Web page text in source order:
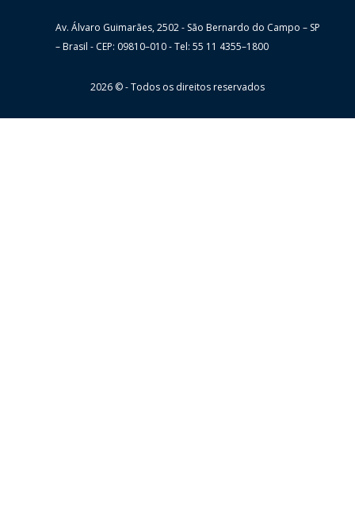
WheatonAv. Álvaro Guimarães, 2502 - São Bernardo do Campo – SP
– Brasil - CEP: 09810–010 - Tel: 55 11 4355–1800
2026 © - Todos os direitos reservados